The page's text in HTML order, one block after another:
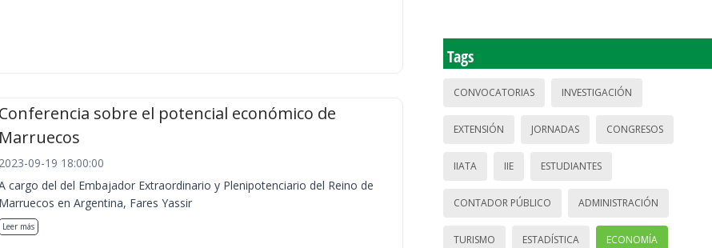
Conferencia sobre el potencial económico de
Marruecos
2023-09-19 18:00:00
cargo del del Embajador Extraordinario y Plenipotenciario del Reino de
Marruecos en Argentina, Fares Yassir
Leer más
Tags
CONVOCATORIAS INVESTIGACIÓN
EXTENSIÓN JORNADAS CONGRESOS
IIATA IIE ESTUDIANTES
CONTADOR PÚBLICO ADMINISTRACIÓN
TURISMO ESTADÍSTICA ECONOMÍA